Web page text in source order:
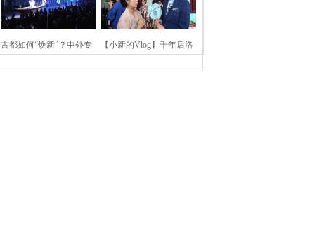
古都如何“焕新”？中外专 【小新的Vlog】千年后洛